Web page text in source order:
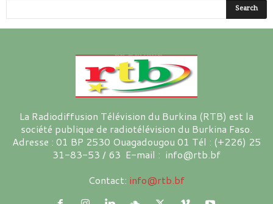
La Radiodiffusion Télévision du Burkina (RTB) est la
société publique de radiotélévision du Burkina Faso.
Adresse : 01 BP 2530 Ouagadougou 01 Tél : (+226) 25
31-83-53 / 63 E-mail : info@rtb.bf
Contact: info@rtb.bf